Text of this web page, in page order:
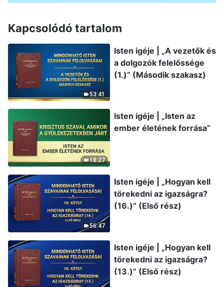
Kapcsolódó tartalom
53:41
Isten igéje | „A vezetők és
a dolgozók felelőssége
(1.)” (Második szakasz)
18:27
Isten igéje | „Isten az
ember életének forrása”
56:47
Isten igéje | „Hogyan kell
törekedni az igazságra?
(16.)” (Első rész)
Isten igéje | „Hogyan kell
törekedni az igazságra?
(13.)” (Első rész)